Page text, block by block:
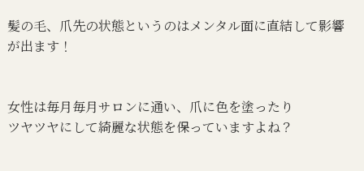
髪の毛、爪先の状態というのはメンタル面に直結して影響
が出ます！
女性は毎月毎月サロンに通い、爪に色を塗ったり
ツヤツヤにして綺麗な状態を保っていますよね？